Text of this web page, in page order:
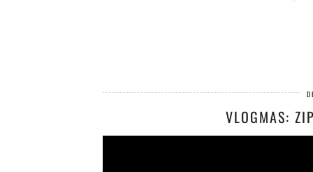
VLOGMAS: